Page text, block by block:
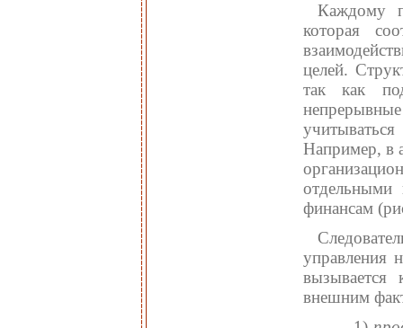
Каждому
которая
целей.
так как
Например, в
отдельными
финансам
управления
внешним